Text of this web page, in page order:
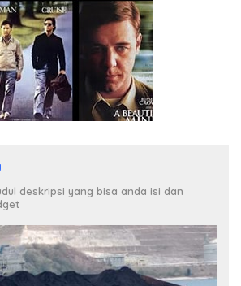
deskripsi yang bisa anda isi dan